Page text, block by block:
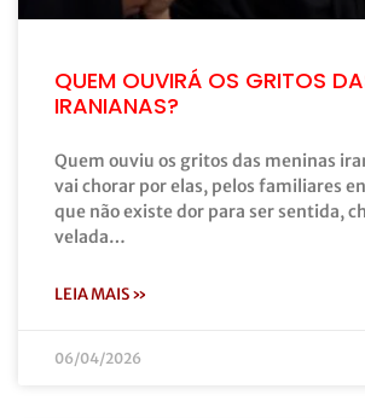
QUEM OUVIRÁ OS GRITOS
IRANIANAS?
Quem ouviu os gritos das meninas
vai chorar por elas, pelos familiares
que não existe dor para ser sentida,
velada…
LEIA MAIS »
06/04/2026